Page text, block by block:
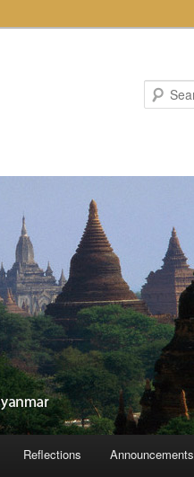
Reflections Announcements